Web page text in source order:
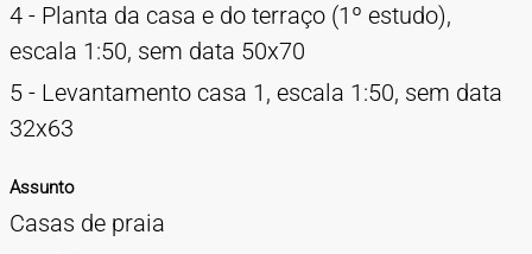
4 - Planta da casa e do terraço (1º estudo),
escala 1:50, sem data 50x70
5 - Levantamento casa 1, escala 1:50, sem data
32x63
Assunto
Casas de praia